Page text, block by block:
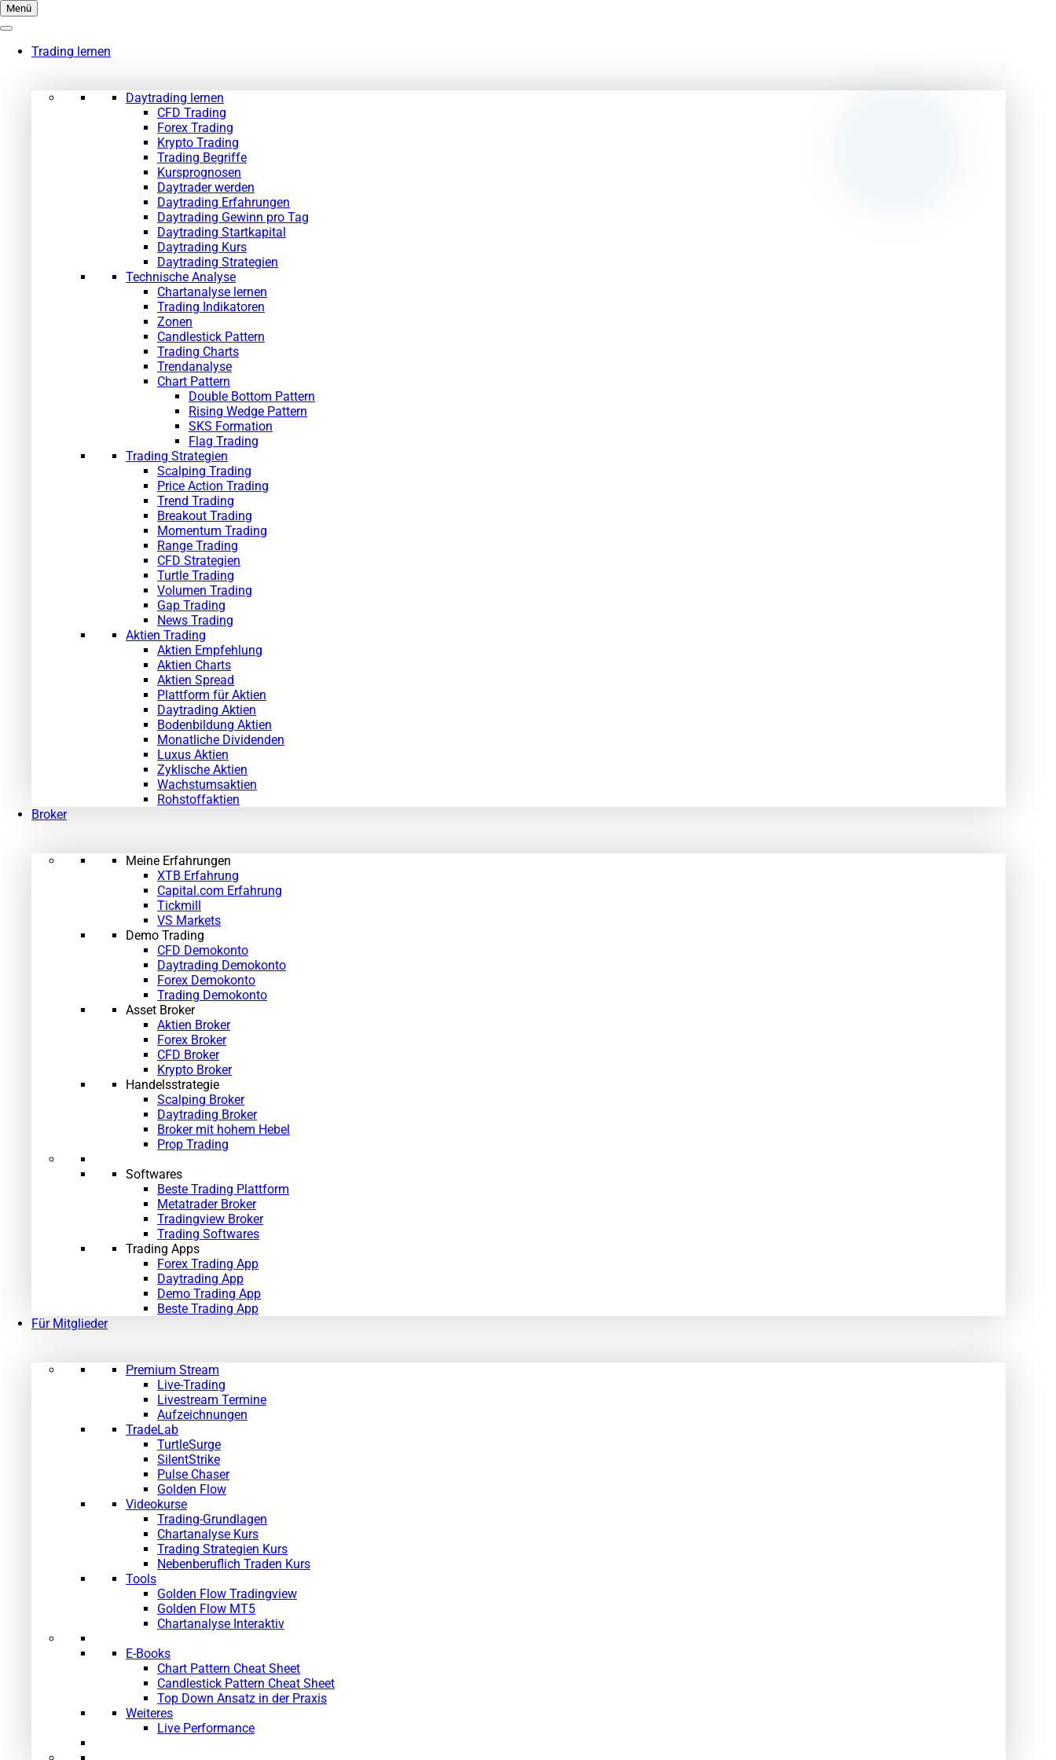
Zum
Inhalt
Menü
Trading lernen
Daytrading lernen
CFD Trading
Forex Trading
Krypto Trading
Trading Begriffe
Kursprognosen
Daytrader werden
Daytrading Erfahrungen
Daytrading Gewinn pro Tag
Daytrading Startkapital
Daytrading Kurs
Daytrading Strategien
Technische Analyse
Chartanalyse lernen
Trading Indikatoren
Zonen
Candlestick Pattern
Trading Charts
Trendanalyse
Chart Pattern
Double Bottom Pattern
Rising Wedge Pattern
SKS Formation
Flag Trading
Trading Strategien
Scalping Trading
Price Action Trading
Trend Trading
Breakout Trading
Momentum Trading
Range Trading
CFD Strategien
Turtle Trading
Volumen Trading
Gap Trading
News Trading
Aktien Trading
Aktien Empfehlung
Aktien Charts
Aktien Spread
Plattform für Aktien
Daytrading Aktien
Bodenbildung Aktien
Monatliche Dividenden
Luxus Aktien
Zyklische Aktien
Wachstumsaktien
Rohstoffaktien
Broker
Meine Erfahrungen
XTB Erfahrung
Capital.com Erfahrung
Tickmill
VS Markets
Demo Trading
CFD Demokonto
Daytrading Demokonto
Forex Demokonto
Trading Demokonto
Asset Broker
Aktien Broker
Forex Broker
CFD Broker
Krypto Broker
Handelsstrategie
Scalping Broker
Daytrading Broker
Broker mit hohem Hebel
Prop Trading
Softwares
Beste Trading Plattform
Metatrader Broker
Tradingview Broker
Trading Softwares
Trading Apps
Forex Trading App
Daytrading App
Demo Trading App
Beste Trading App
Für Mitglieder
Premium Stream
Live-Trading
Livestream Termine
Aufzeichnungen
TradeLab
TurtleSurge
SilentStrike
Pulse Chaser
Golden Flow
Videokurse
Trading-Grundlagen
Chartanalyse Kurs
Trading Strategien Kurs
Nebenberuflich Traden Kurs
Tools
Golden Flow Tradingview
Golden Flow MT5
Chartanalyse Interaktiv
E-Books
Chart Pattern Cheat Sheet
Candlestick Pattern Cheat Sheet
Top Down Ansatz in der Praxis
Weiteres
Live Performance